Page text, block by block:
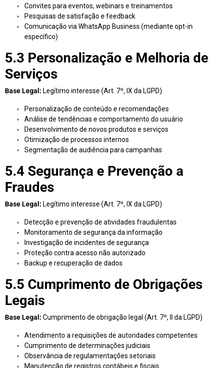
Convites para eventos, webinars e treinamentos
Pesquisas de satisfação e feedback
Comunicação via WhatsApp Business (mediante opt-in
específico)
5.3 Personalização e Melhoria de
Serviços
Base Legal: Legítimo interesse (Art. 7º, IX da LGPD)
Personalização de conteúdo e recomendações
Análise de tendências e comportamento do usuário
Desenvolvimento de novos produtos e serviços
Otimização de processos internos
Segmentação de audiência para campanhas
5.4 Segurança e Prevenção a
Fraudes
Base Legal: Legítimo interesse (Art. 7º, IX da LGPD)
Detecção e prevenção de atividades fraudulentas
Monitoramento de segurança da informação
Investigação de incidentes de segurança
Proteção contra acesso não autorizado
Backup e recuperação de dados
5.5 Cumprimento de Obrigações
Legais
Base Legal: Cumprimento de obrigação legal (Art. 7º, II da LGPD)
Atendimento a requisições de autoridades competentes
Cumprimento de determinações judiciais
Observância de regulamentações setoriais
Manutenção de registros contábeis e fiscais